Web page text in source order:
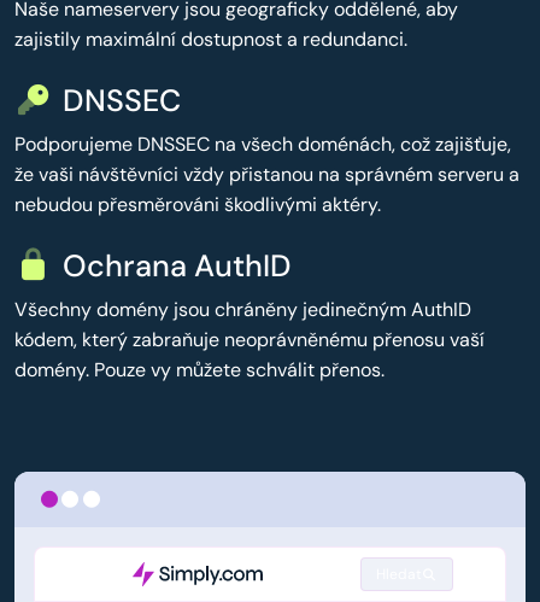
Naše nameservery jsou geograficky oddělené, aby
zajistily maximální dostupnost a redundanci.
DNSSEC
Podporujeme DNSSEC na všech doménách, což zajišťuje,
že vaši návštěvníci vždy přistanou na správném serveru a
nebudou přesměrováni škodlivými aktéry.
Ochrana AuthID
Všechny domény jsou chráněny jedinečným AuthID
kódem, který zabraňuje neoprávněnému přenosu vaší
domény. Pouze vy můžete schválit přenos.